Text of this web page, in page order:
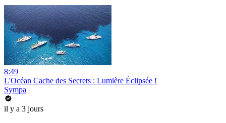
8:49
L'Océan Cache des Secrets : Lumière Éclipsée !
Sympa
il y a 3 jours